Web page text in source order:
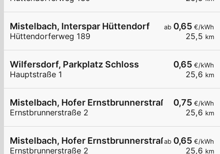
ab 0,65 €/kWh
25,5 km
Mistelbach, Interspar Hüttendorf
Hüttendorferweg 189
0,65 €/kWh
25,6 km
Wilfersdorf, Parkplatz Schloss
Hauptstraße 1
0,75 €/kWh
25,6 km
Mistelbach, Hofer Ernstbrunnerstraße
Ernstbrunnerstraße 2
ab 0,65 €/kWh
25,6 km
Mistelbach, Hofer Ernstbrunnerstraße
Ernstbrunnerstraße 2